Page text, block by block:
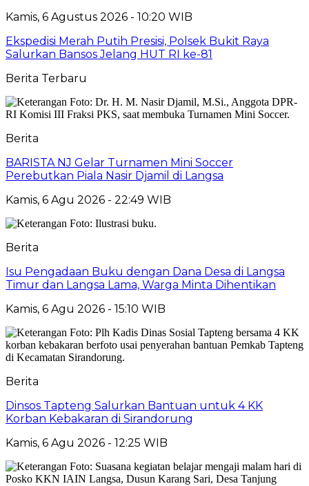
Kamis, 6 Agustus 2026 - 10:20 WIB
Ekspedisi Merah Putih Presisi, Polsek Bukit Raya
Salurkan Bansos Jelang HUT RI ke-81
Berita Terbaru
Berita
BARISTA NJ Gelar Turnamen Mini Soccer
Perebutkan Piala Nasir Djamil di Langsa
Kamis, 6 Agu 2026 - 22:49 WIB
Berita
Isu Pengadaan Buku dengan Dana Desa di Langsa
Timur dan Langsa Lama, Warga Minta Dihentikan
Kamis, 6 Agu 2026 - 15:10 WIB
Berita
Dinsos Tapteng Salurkan Bantuan untuk 4 KK
Korban Kebakaran di Sirandorung
Kamis, 6 Agu 2026 - 12:25 WIB